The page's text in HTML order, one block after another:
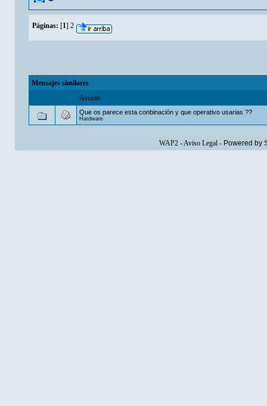
Páginas: [1] 2
Mensajes similares
Asunto
Que os parece esta conbinación y que operativo usarias ??
Hardware
WAP2-Aviso Legal- Powered by